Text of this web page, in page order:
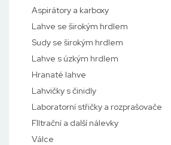
Aspirátory a karboxy
Lahve se širokým hrdlem
Sudy se širokým hrdlem
Lahve s úzkým hrdlem
Hranaté lahve
Lahvičky s činidly
Laboratorní střičky a rozprašovače
FIltrační a další nálevky
Válce